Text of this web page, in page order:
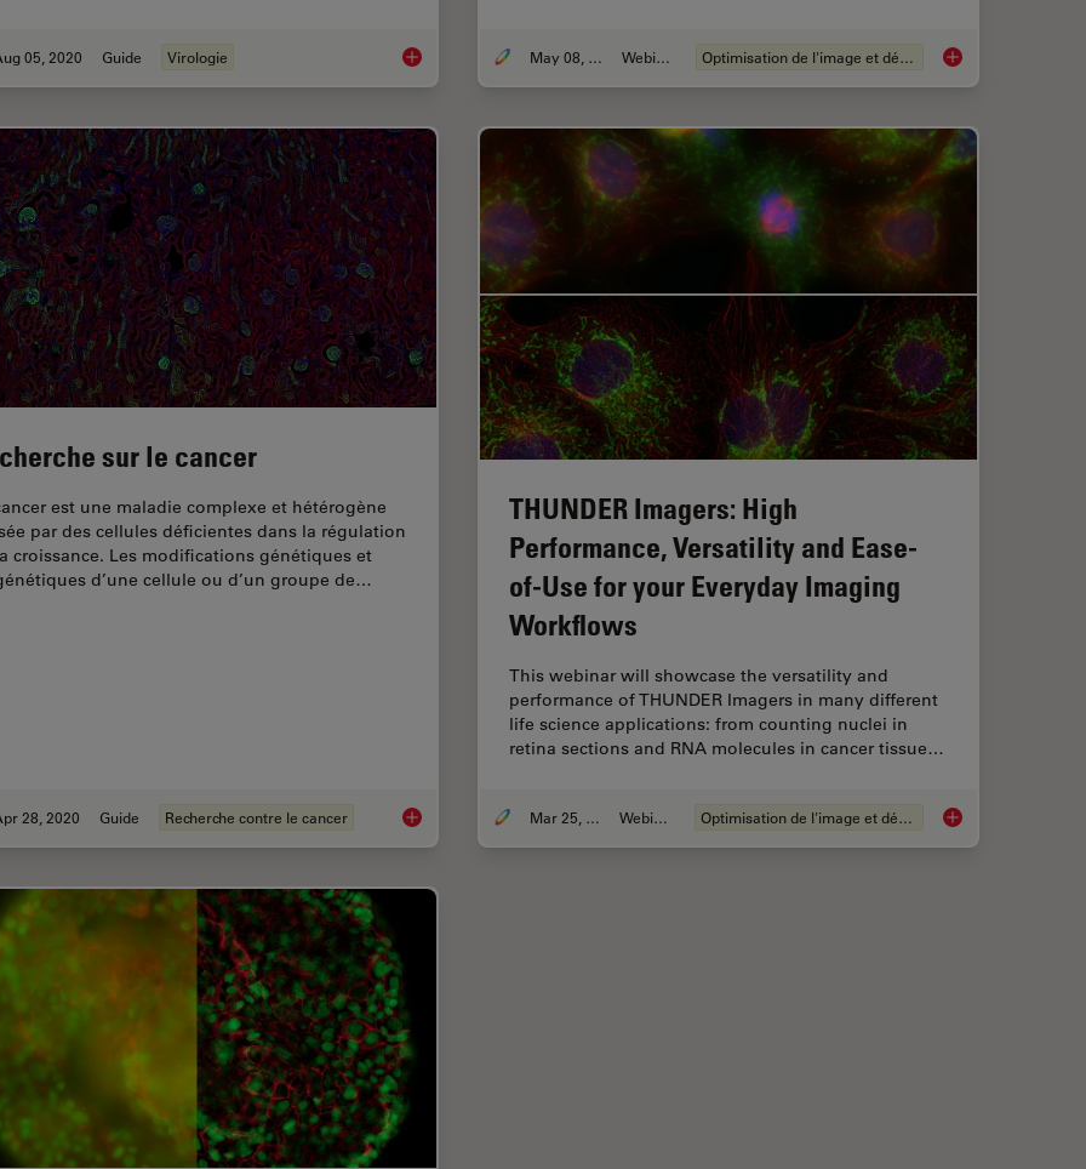
05, 2020 Guide Virologie Virologie May 08, 2020 Webinaire Optimisation de l'image et déconvolution Computational
sur le cancer
est une maladie complexe et hétérogène
par des cellules déficientes dans la régulation
croissance. Les modifications génétiques et
d’une cellule ou d’un groupe de…
28, 2020 Guide Recherche contre le cancer Recherche sur le cancer
THUNDER Imagers: High
Performance, Versatility and Ease-
of-Use for your Everyday Imaging
Workflows
This webinar will showcase the versatility and
performance of THUNDER Imagers in many different
life science applications: from counting nuclei in
retina sections and RNA molecules in cancer tissue…
Mar 25, 2020 Webinaire Optimisation de l'image et déconvolution THUNDER